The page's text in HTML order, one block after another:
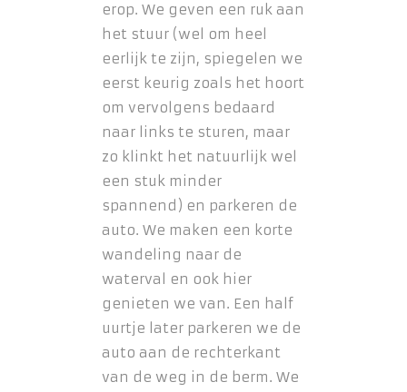
erop. We geven een ruk aan
het stuur (wel om heel
eerlijk te zijn, spiegelen we
eerst keurig zoals het hoort
om vervolgens bedaard
naar links te sturen, maar
zo klinkt het natuurlijk wel
een stuk minder
spannend) en parkeren de
auto. We maken een korte
wandeling naar de
waterval en ook hier
genieten we van. Een half
uurtje later parkeren we de
auto aan de rechterkant
van de weg in de berm. We